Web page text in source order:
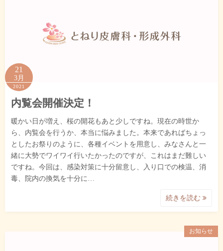
21
3月
2021
内覧会開催決定！
暖かい日が増え、桜の開花もあと少しですね。現在の時世か
ら、内覧会を行うか、本当に悩みました。本来であればちょっ
としたお祭りのように、各種イベントを用意し、みなさんと一
緒に大勢でワイワイ行いたかったのですが、これはまだ難しい
ですね。今回は、感染対策に十分留意し、入り口での検温、消
毒、院内の換気を十分に…
続きを読む
お知らせ